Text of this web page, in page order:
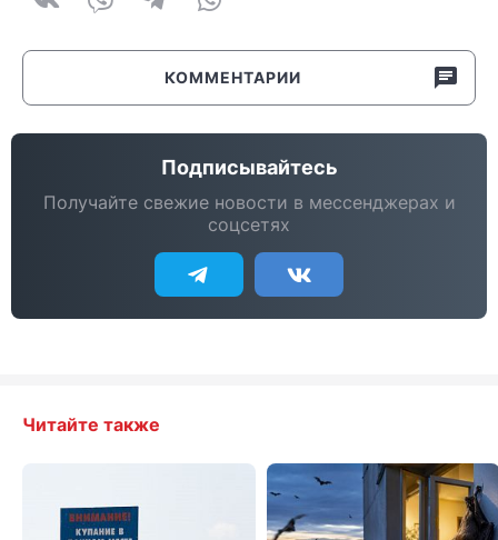
КОММЕНТАРИИ
Подписывайтесь
Получайте свежие новости в мессенджерах и
соцсетях
Читайте также